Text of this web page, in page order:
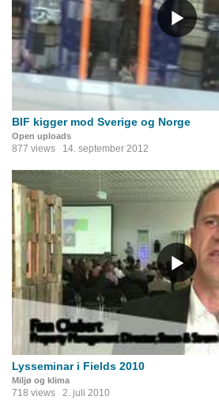
BIF kigger mod Sverige og Norge
Open uploads
877 views 14. september 2012
Lysseminar i Fields 2010
Miljø og klima
718 views 2. juli 2010